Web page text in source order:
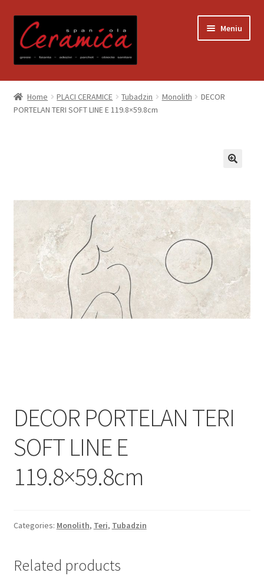
la
navigare
la
conținut
Meniu
Prima pagină
Blog
Despre noi
Informatii
Plata si Livrare
Magazin
Plată
Home PLACI CERAMICE Tubadzin Monolith
DECOR
PORTELAN TERI SOFT LINE E 119.8×59.8cm
DECOR PORTELAN TERI
SOFT LINE E
119.8×59.8cm
Categories: Monolith, Teri, Tubadzin
Related products